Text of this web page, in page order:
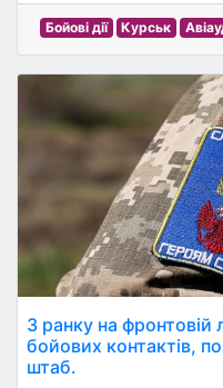
Бойові дії Курськ
З ранку на фронтовій
бойових контактів,
штаб.